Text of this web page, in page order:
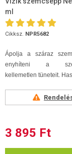
ml
Cikksz. NPR5682
Ápolja a száraz
enyhíteni a
kellemetlen tüneteit.
3 895 Ft